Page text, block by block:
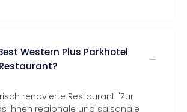
Western Plus Parkhotel
renovierte Restaurant "Zur
Ihnen regionale und saisonale